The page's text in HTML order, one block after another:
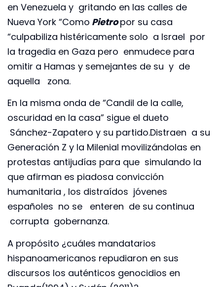
en Venezuela y gritando en las calles de
Nueva York “Como Pietropor su casa
“culpabiliza histéricamente solo a Israel por
la tragedia en Gaza pero enmudece para
omitir a Hamas y semejantes de su y de
aquella zona.
En la misma onda de “Candil de la calle,
oscuridad en la casa” sigue el dueto
Sánchez-Zapatero y su partido.Distraen a su
Generación Z y la Milenial movilizándolas en
protestas antijudías para que simulando la
que afirman es piadosa convicción
humanitaria , los distraídos jóvenes
españoles no se enteren de su continua
corrupta gobernanza.
A propósito ¿cuáles mandatarios
hispanoamericanos repudiaron en sus
discursos los auténticos genocidios en